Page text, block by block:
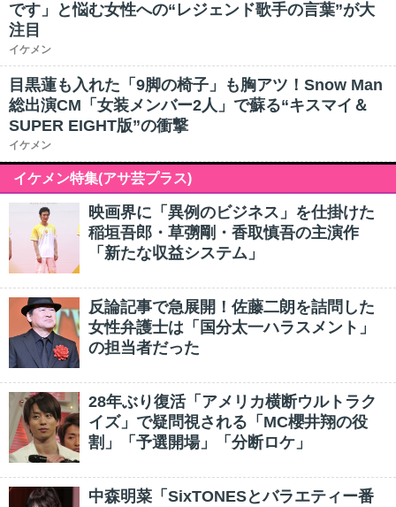
です」と悩む女性への“レジェンド歌手の言葉”が大
注目
イケメン
目黒蓮も入れた「9脚の椅子」も胸アツ！Snow Man
総出演CM「女装メンバー2人」で蘇る“キスマイ＆
SUPER EIGHT版”の衝撃
イケメン
イケメン特集(アサ芸プラス)
映画界に「異例のビジネス」を仕掛けた
稲垣吾郎・草彅剛・香取慎吾の主演作
「新たな収益システム」
反論記事で急展開！佐藤二朗を詰問した
女性弁護士は「国分太一ハラスメント」
の担当者だった
28年ぶり復活「アメリカ横断ウルトラク
イズ」で疑問視される「MC櫻井翔の役
割」「予選開場」「分断ロケ」
中森明菜「SixTONESとバラエティー番